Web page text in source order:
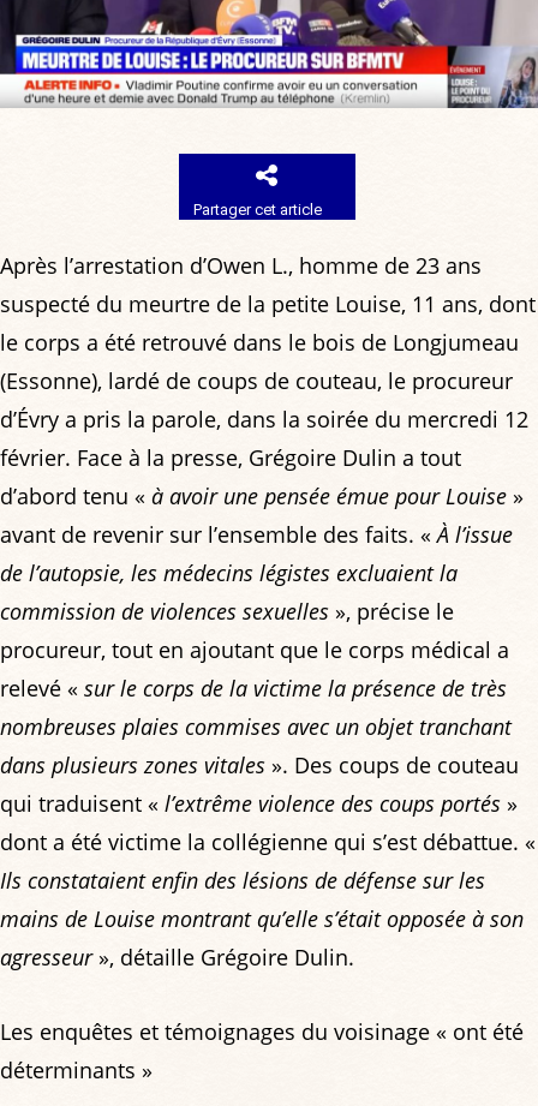
Partager cet article
Après l’arrestation d’Owen L., homme de 23 ans
suspecté du meurtre de la petite Louise, 11 ans, dont
le corps a été retrouvé dans le bois de Longjumeau
(Essonne), lardé de coups de couteau, le procureur
d’Évry a pris la parole, dans la soirée du mercredi 12
février. Face à la presse, Grégoire Dulin a tout
d’abord tenu « à avoir une pensée émue pour Louise »
avant de revenir sur l’ensemble des faits. «À l’issue
de l’autopsie, les médecins légistes excluaient la
commission de violences sexuelles », précise le
procureur, tout en ajoutant que le corps médical a
relevé « sur le corps de la victime la présence de très
nombreuses plaies commises avec un objet tranchant
dans plusieurs zones vitales ». Des coups de couteau
qui traduisent « l’extrême violence des coups portés »
dont a été victime la collégienne qui s’est débattue. «
Ils constataient enfin des lésions de défense sur les
mains de Louise montrant qu’elle s’était opposée à son
agresseur», détaille Grégoire Dulin.
Les enquêtes et témoignages du voisinage « ont été
déterminants »